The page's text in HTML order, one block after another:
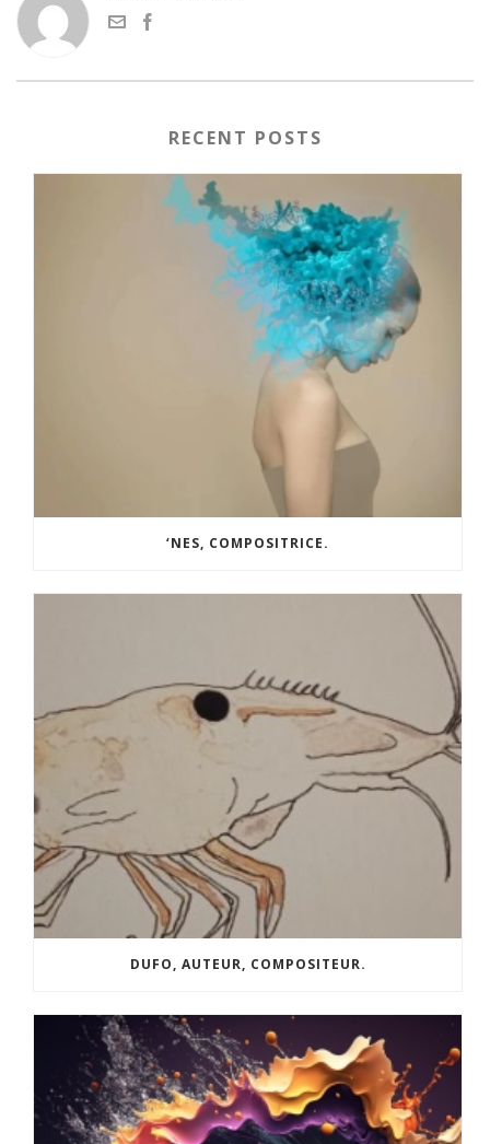
RECENT POSTS
‘NES, COMPOSITRICE.
DUFO, AUTEUR, COMPOSITEUR.